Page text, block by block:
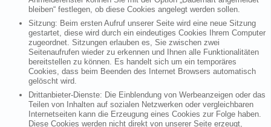
bleiben“ festlegen, ob diese Cookies angelegt werden sollen.
Sitzung: Beim ersten Aufruf unserer Seite wird eine neue Sitzung
gestartet, diese wird durch ein eindeutiges Cookies Ihrem Computer
zugeordnet. Sitzungen erlauben es, Sie zwischen zwei
Seitenaufrufen wieder zu erkennen und Ihnen alle Funktionalitäten
bereitstellen zu können. Es handelt sich um ein temporäres
Cookies, dass beim Beenden des Internet Browsers automatisch
gelöscht wird.
Drittanbieter-Dienste: Die Einblendung von Werbeanzeigen oder das
Teilen von Inhalten auf sozialen Netzwerken oder vergleichbaren
Internetseiten kann die Erzeugung eines Cookies zur Folge haben.
Diese Cookies werden nicht direkt von unserer Seite erzeugt,